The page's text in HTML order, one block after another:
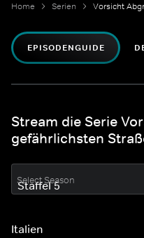
Home Serien
EPISODENGUIDE
Stream die Serie
gefährlichsten
Select Season
Italien